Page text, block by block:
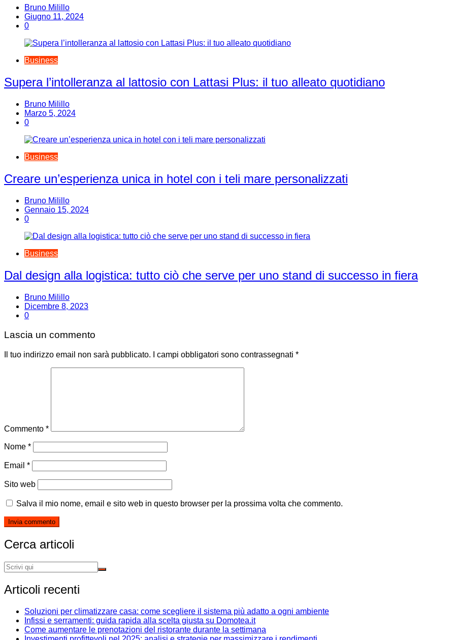
Bruno Milillo
Giugno 11, 2024
0
Business
Supera l’intolleranza al lattosio con Lattasi Plus: il tuo alleato quotidiano
Bruno Milillo
Marzo 5, 2024
0
Business
Creare un’esperienza unica in hotel con i teli mare personalizzati
Bruno Milillo
Gennaio 15, 2024
0
Business
Dal design alla logistica: tutto ciò che serve per uno stand di successo in fiera
Bruno Milillo
Dicembre 8, 2023
0
Lascia un commento
Il tuo indirizzo email non sarà pubblicato. I campi obbligatori sono contrassegnati *
Commento *
Nome *
Email *
Sito web
Salva il mio nome, email e sito web in questo browser per la prossima volta che commento.
Cerca articoli
Articoli recenti
Soluzioni per climatizzare casa: come scegliere il sistema più adatto a ogni ambiente
Infissi e serramenti: guida rapida alla scelta giusta su Domotea.it
Come aumentare le prenotazioni del ristorante durante la settimana